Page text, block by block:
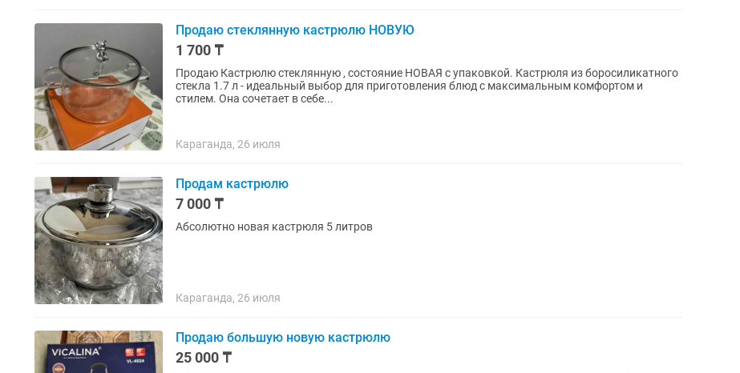
Продаю стеклянную кастрюлю НОВУЮ
1 700 ₸
Продаю Кастрюлю стеклянную , состояние НОВАЯ с упаковкой. Кастрюля из боросиликатного
стекла 1.7 л - идеальный выбор для приготовления блюд с максимальным комфортом и
стилем. Она сочетает в себе...
Караганда, 26 июля
Продам кастрюлю
7 000 ₸
Абсолютно новая кастрюля 5 литров
Караганда, 26 июля
Продаю большую новую кастрюлю
25 000 ₸